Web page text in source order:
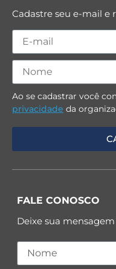
Cadastre seu e-mail e
Ao se cadastrar você
privacidade da
FALE CONOSCO
Deixe sua